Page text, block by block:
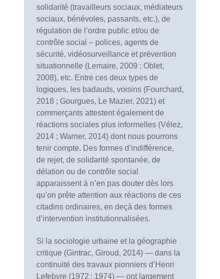
solidarité (travailleurs sociaux, médiateurs
sociaux, bénévoles, passants, etc.), de
régulation de l’ordre public et/ou de
contrôle social – polices, agents de
sécurité, vidéosurveillance et prévention
situationnelle (Lemaire, 2009 ; Oblet,
2008), etc. Entre ces deux types de
logiques, les badauds, voisins (Fourchard,
2018 ; Gourgues, Le Mazier, 2021) et
commerçants attestent également de
réactions sociales plus informelles (Vélez,
2014 ; Warner, 2014) dont nous pourrons
tenir compte. Des formes d’indifférence,
de rejet, de solidarité spontanée, de
délation ou de contrôle social
apparaissent à n’en pas douter dès lors
qu’on prête attention aux réactions de ces
citadins ordinaires, en deçà des formes
d’intervention institutionnalisées.
Si la sociologie urbaine et la géographie
critique (Gintrac, Giroud, 2014) — dans la
continuité des travaux pionniers d’Henri
Lefebvre (1972 ; 1974) — ont largement